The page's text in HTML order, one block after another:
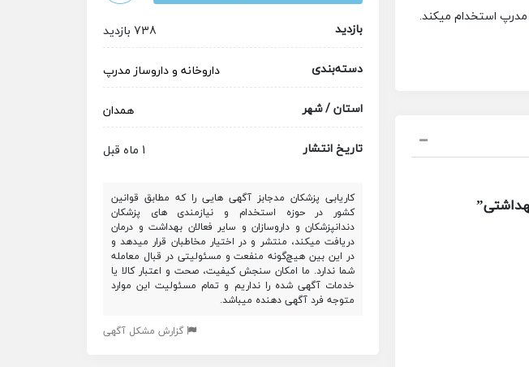
استخدام میکند.
بازدید
738 بازدید
دسته‌بندی
داروخانه و داروساز مدرپ
استان / شهر
همدان
تاریخ انتشار
1 ماه قبل
کاریابی پزشکان مدجابز آگهی هایی را که مطابق قوانین
کشور در حوزه استخدام و نیازمندی های پزشکان
دندانپزشکان و داروسازان و سایر فعالان بهداشت و درمان
دریافت میکند، منتشر و در اختیار مخاطبان قرار میدهد و
در این بین هیچ‌گونه منفعت و مسئولیتی در قبال معامله
شما ندارد. ما امکان سنجش کیفیت، صحت و اعتبار کالا یا
خدمات آگهی شده را نداریم و تمام مسئولیت این موارد
متوجه فرد آگهی دهنده میباشد.
گزارش مشکل آگهی